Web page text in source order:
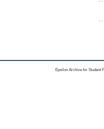
Epsilon Archive for Student